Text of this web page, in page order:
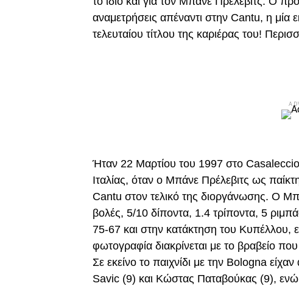
αναμετρήσεις απέναντι στην Cantu, η
τελευταίου τίτλου της καριέρας του!
Ήταν 22 Μαρτίου του 1997 στο
Ιταλίας, όταν ο Μπάνε Πρέλεβιτς ως
Cantu στον τελικό της διοργάνωσης. Ο
βολές, 5/10 δίποντα, 1.4 τρίποντα, 5
75-67 και στην κατάκτηση του Κυπέλλου,
φωτογραφία διακρίνεται με το βραβείο
Σε εκείνο το παιχνίδι με την Bologna
Savic (9) και Κώστας Παταβούκας (9),